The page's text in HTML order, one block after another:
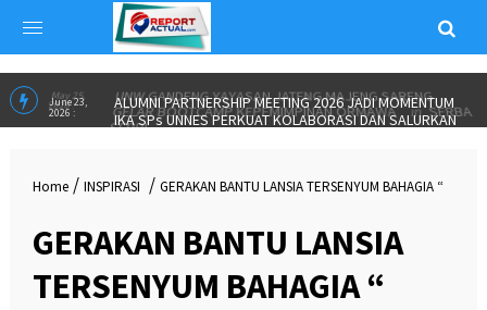
IKA SPs UNNES PERKUAT KOLABORASI DAN SALURKAN
BEASISWA”in INSPIRASI
May 25,
2026 :
UNW GANDENG YAYASAN JATENG MAJENG SARENG
GELAR BOOTCAMP KEPEMIMPINAN ORMAWAinSERBA
SERBI
Home / INSPIRASI / GERAKAN BANTU LANSIA TERSENYUM BAHAGIA “
GERAKAN BANTU LANSIA
TERSENYUM BAHAGIA “